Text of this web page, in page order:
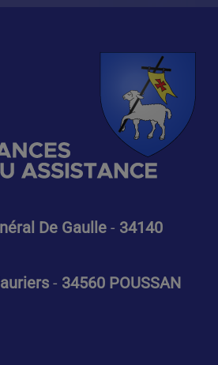
De Gaulle - 34140
- 34560 POUSSAN